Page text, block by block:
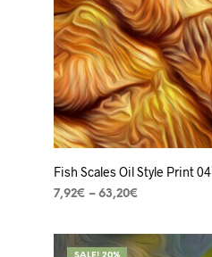
Fish Scales Oil Style Print 04
7,92€ – 63,20€